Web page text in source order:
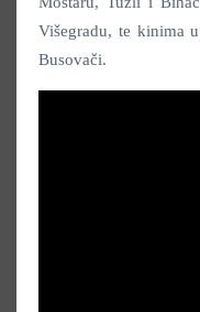
Višegradu, te kinima
Busovači.